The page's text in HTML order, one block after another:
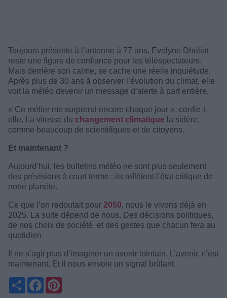
Toujours présente à l’antenne à 77 ans, Évelyne Dhéliat
reste une figure de confiance pour les téléspectateurs.
Mais derrière son calme, se cache une réelle inquiétude.
Après plus de 30 ans à observer l’évolution du climat, elle
voit la météo devenir un message d’alerte à part entière.
« Ce métier me surprend encore chaque jour », confie-t-
elle. La vitesse du changement climatique la sidère,
comme beaucoup de scientifiques et de citoyens.
Et maintenant ?
Aujourd’hui, les bulletins météo ne sont plus seulement
des prévisions à court terme : ils reflètent l’état critique de
notre planète.
Ce que l’on redoutait pour 2050, nous le vivons déjà en
2025. La suite dépend de nous. Des décisions politiques,
de nos choix de société, et des gestes que chacun fera au
quotidien.
Il ne s’agit plus d’imaginer un avenir lointain. L’avenir, c’est
maintenant. Et il nous envoie un signal brûlant.
PartagerFacebook